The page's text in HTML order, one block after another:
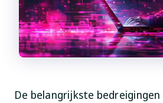
De belangrijkste